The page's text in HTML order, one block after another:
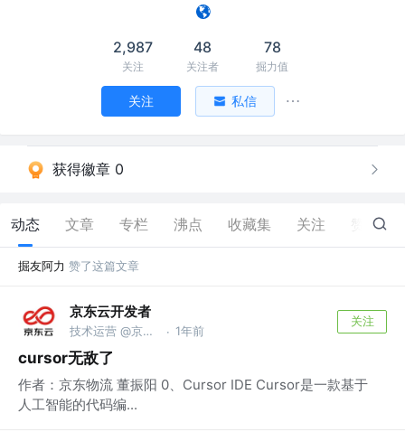
2,987
关注
48
关注者
78
掘力值
关注 私信
获得徽章 0
动态 文章 专栏 沸点 收藏集 关注 890
掘友阿力 赞了这篇文章
京东云开发者
技术运营 @京东科技信息技术有限公司 · 1年前
关注
cursor无敌了
作者：京东物流 董振阳 0、Cursor IDE Cursor是一款基于
人工智能的代码编...